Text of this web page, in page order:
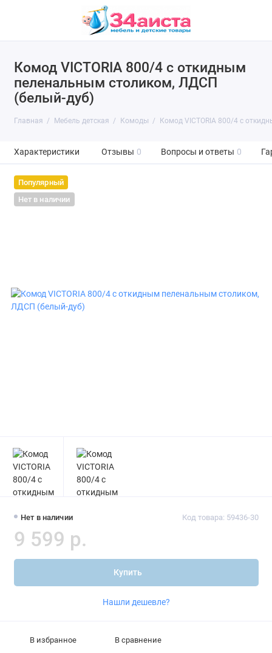
Комод VICTORIA 800/4 с откидным
пеленальным столиком, ЛДСП
(белый-дуб)
Главная Мебель детская Комоды Комод VICTORIA 800/4 с
Характеристики Отзывы 0 Вопросы и ответы 0
Популярный
Нет в наличии
Нет в наличии Код товара: 59436-30
9 599 р.
Купить
Нашли дешевле?
В избранное В сравнение